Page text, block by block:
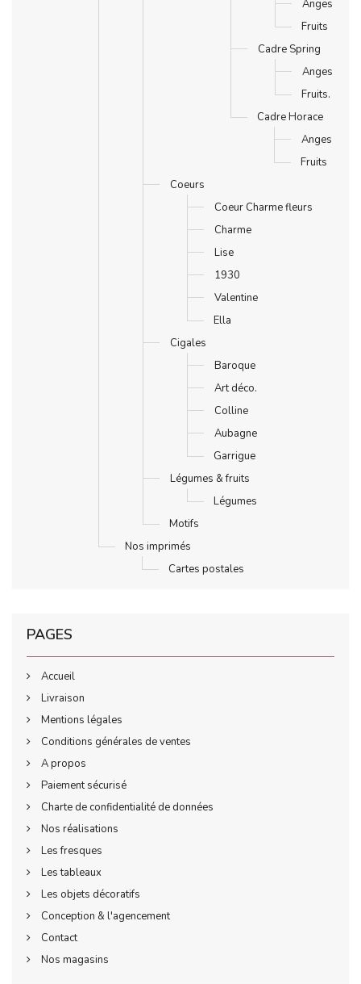
Anges
Fruits
Cadre Spring
Anges
Fruits.
Cadre Horace
Anges
Fruits
Coeurs
Coeur Charme fleurs
Charme
Lise
1930
Valentine
Ella
Cigales
Baroque
Art déco.
Colline
Aubagne
Garrigue
Légumes & fruits
Légumes
Motifs
Nos imprimés
Cartes postales
PAGES
Accueil
Livraison
Mentions légales
Conditions générales de ventes
A propos
Paiement sécurisé
Charte de confidentialité de données
Nos réalisations
Les fresques
Les tableaux
Les objets décoratifs
Conception & l'agencement
Contact
Nos magasins